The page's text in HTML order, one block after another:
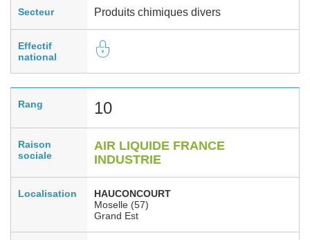
Secteur Produits chimiques divers
Effectif
national
Rang 10
Raison
sociale
AIR LIQUIDE FRANCE
INDUSTRIE
Localisation
HAUCONCOURT
Moselle (57)
Grand Est